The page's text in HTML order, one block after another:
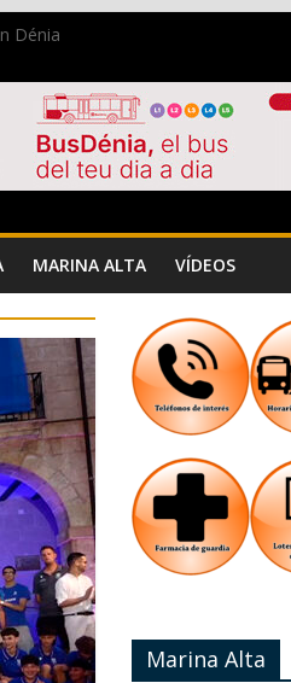
Dénia
la ciudad
Capitanía Cristiana
en los Jardins de
MARINA ALTA VÍDEOS
Marina Alta